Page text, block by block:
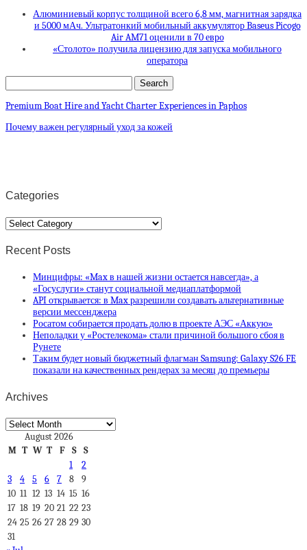
Алюминиевый корпус толщиной всего 6,8 мм, магнитная зарядка
и 5000 мАч. Ультратонкий мобильный аккумулятор Baseus Picogo
Air AM71 оценили в 70 евро
«Столото» получила лицензию для запуска мобильного
оператора
Premium Boat Hire and Yacht Charter Experiences in Paphos
Почему важен регулярный уход за кожей
Categories
Categories
Recent Posts
Минцифры: «Max в нашей жизни остается навсегда», а
«Госуслуги» станут социальной медиаплатформой
API открывается: в Max разрешили создавать альтернативные
версии мессенджера
Росатом собирается продать долю в проекте АЭС «Аккую»
Неполадки у «Ростелекома» стали причиной большого сбоя в
Рунете
Таким будет новый бюджетный флагман Samsung: Galaxy S26 FE
показали на качественных рендерах за месяц до премьеры
Archives
Archives
August 2026
M T W T F S
S
1
2
3
4 5 6 7 8
9
10 11 12 13 14 15 16
17 18 19 20 21 22 23
24 25 26 27 28 29 30
31